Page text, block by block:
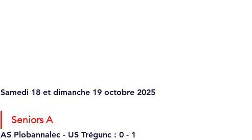
Samedi 18 et dimanche 19 octobre 2025
Seniors A
AS Plobannalec - US Trégunc : 0 - 1